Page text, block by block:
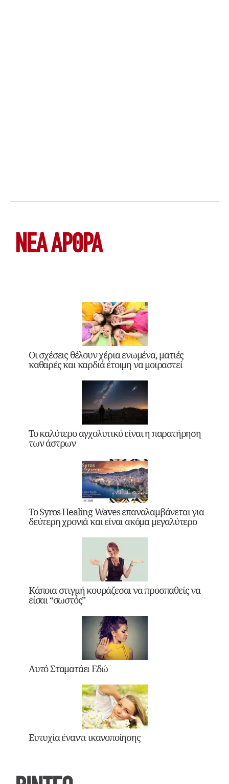
ΝΕΑ ΆΡΘΡΑ
Οι σχέσεις θέλουν χέρια ενωμένα, ματιές
καθαρές και καρδιά έτοιμη να μοιραστεί
Το καλύτερο αγχολυτικό είναι η παρατήρηση
των άστρων
Το Syros Healing Waves επαναλαμβάνεται για
δεύτερη χρονιά και είναι ακόμα μεγαλύτερο
Κάποια στιγμή κουράζεσαι να προσπαθείς να
είσαι “σωστός”
Αυτό Σταματάει Εδώ
Ευτυχία έναντι ικανοποίησης